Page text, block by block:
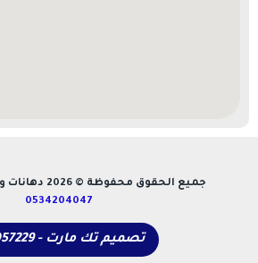
جميع الحقوق محفوظة © 2026 دهانات وديكورات الرياض -
0534204047
تصميم تك مارت - 734057229